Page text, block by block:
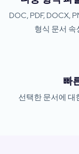
DOC, PDF, DOCX,
형식 문서
빠
선택한 문서에 대